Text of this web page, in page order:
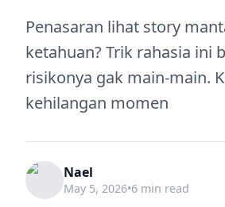
Penasaran lihat story
ketahuan? Trik rahasia ini
risikonya gak main-main.
kehilangan momen
Nael
May 5, 2026•6 min read